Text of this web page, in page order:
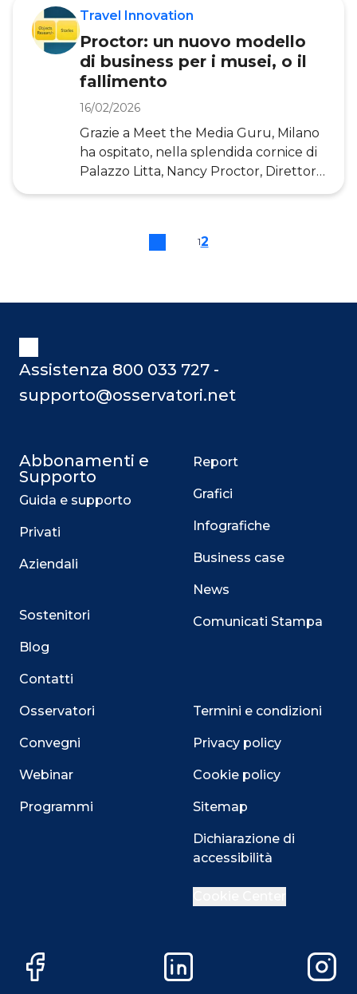
maggiore impegno nel contrasto al
azioni di tutela. Si tratta di una
doverosa presa di posizione dopo atti
ignobili compiuti da terroristi negli
ultimi tempi. Ma accanto a questa
emergenza ce n’è un’altra che,
seppur meno eclatante, non è meno
insidiosa: la sempre minor consapevol
Travel Innovation
Proctor: un nuovo modello
di business per i musei, o il
fallimento
16/02/2026
Grazie a Meet the Media Guru, Milano
ha ospitato, nella splendida cornice di
Palazzo Litta, Nancy Proctor, Direttore
di Museweb, no profit statunitense
modelli di business inediti. L’iniziativa
contesto italiano – tanto vituperato –
model dei musei sta fallendo, in
12
Assistenza 800 033 727 -
supporto@osservatori.net
Abbonamenti e
Supporto
Guida e supporto
Privati
Aziendali
Sostenitori
Blog
Contatti
Osservatori
Convegni
Webinar
Programmi
Report
Grafici
Infografiche
Business case
News
Comunicati Stampa
Termini e condizioni
Privacy policy
Cookie policy
Sitemap
Dichiarazione di
accessibilità
Facebook LinkedIn
Questo sito utilizza i cookie